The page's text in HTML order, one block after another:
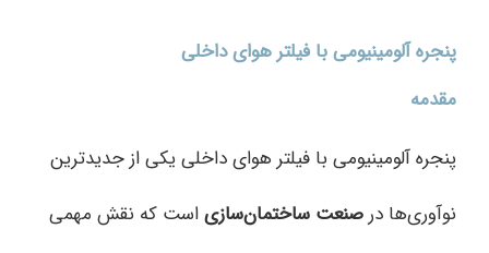
پنجره آلومینیومی با فیلتر هوای داخلی
مقدمه
پنجره آلومینیومی با فیلتر هوای داخلی یکی از جدیدترین
نوآوری‌ها درصنعت ساختمان‌سازیاست که نقش مهمی